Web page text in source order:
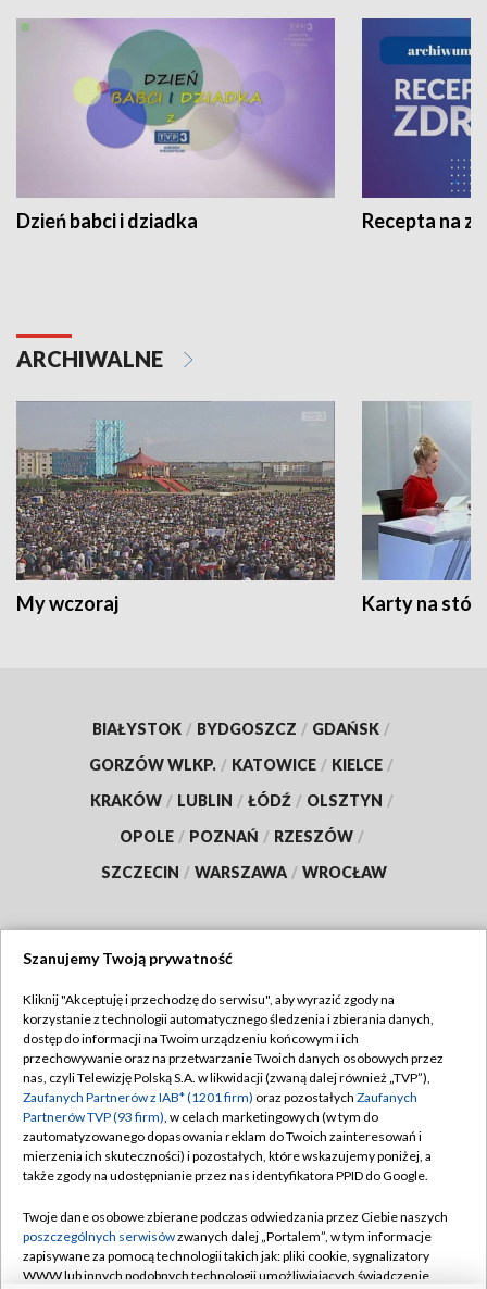
Dzień babci i dziadka Recepta na
ARCHIWALNE
My wczoraj Karty na
BIAŁYSTOK / BYDGOSZCZ / GDAŃSK /
GORZÓW WLKP. / KATOWICE / KIELCE /
KRAKÓW / LUBLIN / ŁÓDŹ / OLSZTYN /
OPOLE / POZNAŃ / RZESZÓW /
SZCZECIN / WARSZAWA / WROCŁAW
TVP
Abonament TVP
Emisja w TVP
Centrum informacji TVP
Naziemna Telewizja Cyfrowa
Rada Programowa
System NOS
Regulamin TVP
Polityka prywatności
Moje zgody
Pomoc
Kontakt
Szanujemy Twoją prywatność
Kliknij "Akceptuję i przechodzę do serwisu", aby wyrazić zgody na
korzystanie z technologii automatycznego śledzenia i zbierania danych,
dostęp do informacji na Twoim urządzeniu końcowym i ich
przechowywanie oraz na przetwarzanie Twoich danych osobowych przez
nas, czyli Telewizję Polską S.A. w likwidacji (zwaną dalej również „TVP”),
Zaufanych Partnerów z IAB* (1201 firm) oraz pozostałych Zaufanych
Partnerów TVP (93 firm), w celach marketingowych (w tym do
zautomatyzowanego dopasowania reklam do Twoich zainteresowań i
mierzenia ich skuteczności) i pozostałych, które wskazujemy poniżej, a
także zgody na udostępnianie przez nas identyfikatora PPID do Google.
Twoje dane osobowe zbierane podczas odwiedzania przez Ciebie naszych
poszczególnych serwisówzwanych dalej „Portalem”, w tym informacje
zapisywane za pomocą technologii takich jak: pliki cookie, sygnalizatory
WWW lub innych podobnych technologii umożliwiających świadczenie